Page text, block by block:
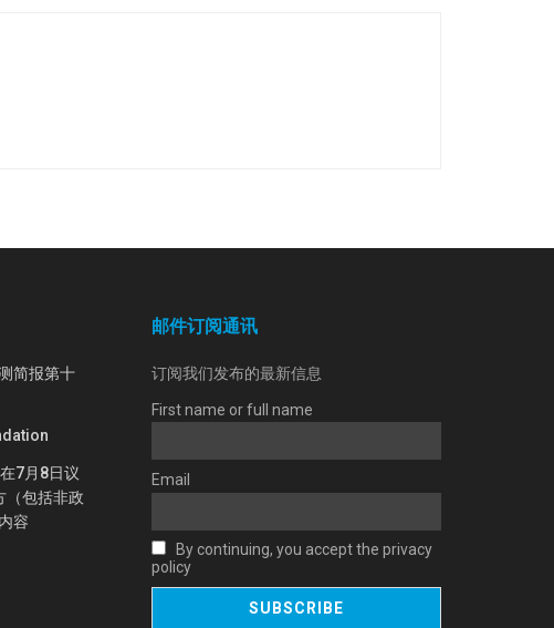
简报第十
7月8日议
（包括非政
容
邮件订阅通讯
订阅我们发布的最新信息
First name or full name
Email
By continuing, you accept the privacy
policy